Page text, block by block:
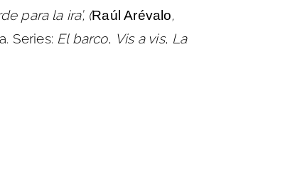
para la ira’, (Raúl Arévalo,
Series: El barco, Vis a vis, La